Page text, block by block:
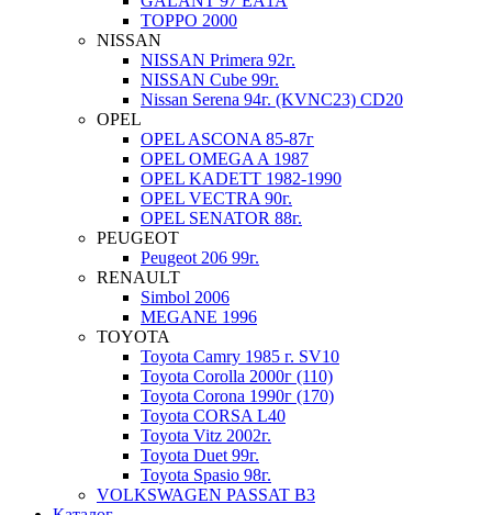
TOPPO 2000
NISSAN
NISSAN Primera 92г.
NISSAN Cube 99г.
Nissan Serena 94г. (KVNC23) CD20
OPEL
OPEL ASCONA 85-87г
OPEL OMEGA A 1987
OPEL KADETT 1982-1990
OPEL VECTRA 90г.
OPEL SENATOR 88г.
PEUGEOT
Peugeot 206 99г.
RENAULT
Simbol 2006
MEGANE 1996
TOYOTA
Toyota Camry 1985 г. SV10
Toyota Corolla 2000г (110)
Toyota Corona 1990г (170)
Toyota CORSA L40
Toyota Vitz 2002г.
Toyota Duet 99г.
Toyota Spasio 98г.
VOLKSWAGEN PASSAT B3